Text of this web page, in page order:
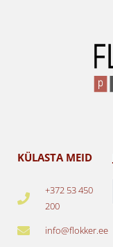
KÜLASTA MEID
+372 53 450
200
info@flokker.ee